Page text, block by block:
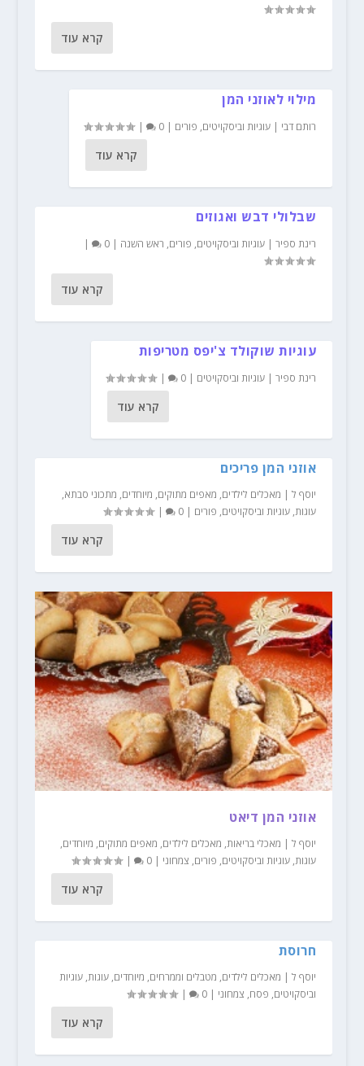
קרא עוד
מילוי לאוזני המן
רותם דבי | עוגיות וביסקויטים, פורים |
0
|
קרא עוד
שבלולי דבש ואגוזים
רינת ספיר| עוגיות וביסקויטים, פורים, ראש השנה |
0
|
קרא עוד
עוגיות שוקולד צ'יפס מטריפות
רינת ספיר| עוגיות וביסקויטים |
0
|
קרא עוד
אוזני המן פריכים
יוסף ל| מאכלים לילדים, מאפים מתוקים, מיוחדים, מתכוני סבתא,
עוגות, עוגיות וביסקויטים, פורים |
0
|
קרא עוד
אוזני המן דיאט
יוסף ל| מאכלי בריאות, מאכלים לילדים, מאפים מתוקים, מיוחדים,
עוגות, עוגיות וביסקויטים, פורים, צמחוני |
0
|
קרא עוד
חרוסת
יוסף ל| מאכלים לילדים, מטבלים וממרחים, מיוחדים, עוגות, עוגיות
וביסקויטים, פסח, צמחוני |
0
|
קרא עוד